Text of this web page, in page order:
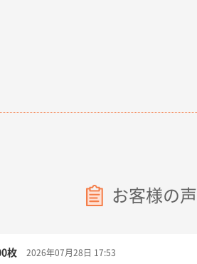
お客様の声
枚 2026年07月28日 17:53